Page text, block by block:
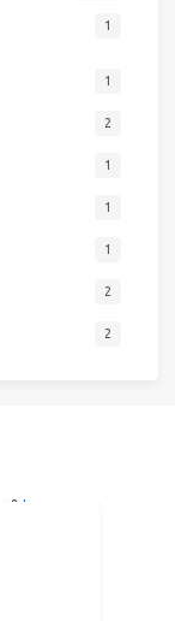
1
1
2
1
1
1
2
2
& Icarus